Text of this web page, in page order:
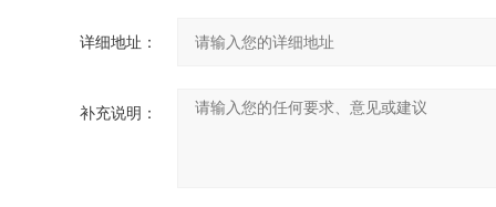
详细地址：
补充说明：